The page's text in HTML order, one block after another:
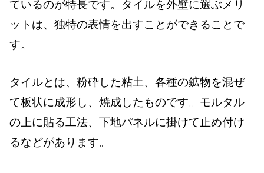
ているのが特長です。タイルを外壁に選ぶメリ
ットは、独特の表情を出すことができることで
す。
タイルとは、粉砕した粘土、各種の鉱物を混ぜ
て板状に成形し、焼成したものです。モルタル
の上に貼る工法、下地パネルに掛けて止め付け
るなどがあります。